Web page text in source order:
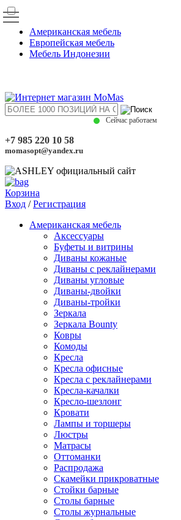
Американская мебель
Европейская мебель
Мебель Индонезии
Сейчас работаем
+7 985 220 10 58
momasopt@yandex.ru
Корзина
Вход /Регистрация
Американская мебель
Аксессуары
Буфеты и витрины
Диваны кожаные
Диваны с реклайнерами
Диваны угловые
Диваны-двойки
Диваны-тройки
Зеркала
Зеркала Bounty
Ковры
Комоды
Кресла
Кресла офисные
Кресла с реклайнерами
Кресла-качалки
Кресло-шезлонг
Кровати
Лампы и торшеры
Люстры
Матрасы
Оттоманки
Распродажа
Скамейки прикроватные
Стойки барные
Столы барные
Столы журнальные